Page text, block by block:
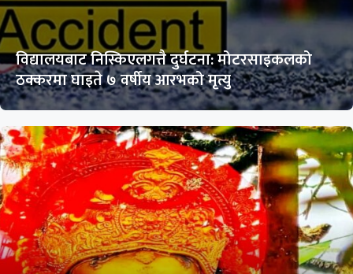
विद्यालयबाट निस्किएलगत्तै दुर्घटना: मोटरसाइकलको
ठक्करमा घाइते ७ वर्षीय आरभको मृत्यु